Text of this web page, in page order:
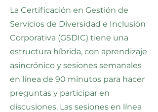
La Certificación en Gestión de
Servicios de Diversidad e Inclusión
Corporativa (GSDIC) tiene una
estructura híbrida, con aprendizaje
asincrónico y sesiones semanales
en línea de 90 minutos para hacer
preguntas y participar en
discusiones. Las sesiones en línea